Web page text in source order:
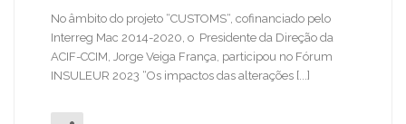
No âmbito do projeto “CUSTOMS“, cofinanciado pelo
Interreg Mac 2014-2020, o Presidente da Direção da
ACIF-CCIM, Jorge Veiga França, participou no Fórum
INSULEUR 2023 “Os impactos das alterações [...]